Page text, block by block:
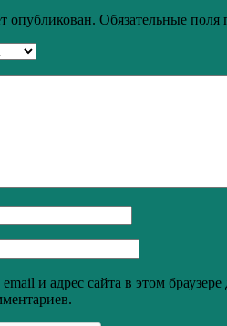
опубликован. Обязательные
и адрес сайта в этом браузере